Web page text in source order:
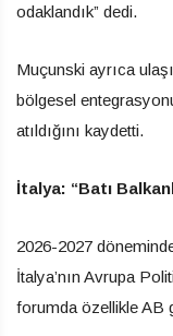
odaklandık” dedi.
Muçunski ayrıca
bölgesel
atıldığını kaydetti.
İtalya: “Batı
2026-2027
İtalya’nın Avrupa
forumda özellikle AB